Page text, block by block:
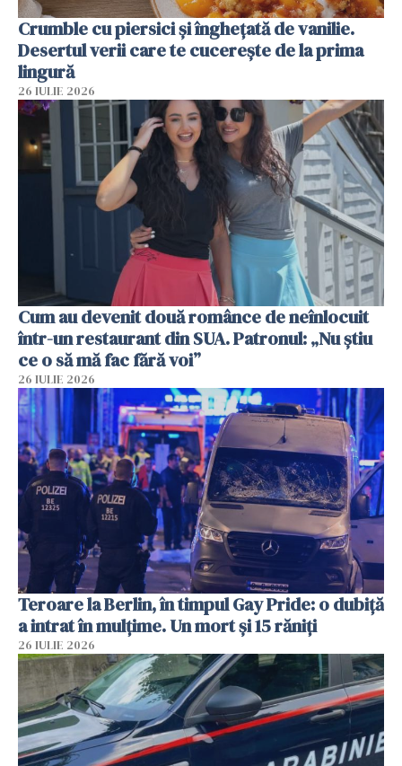
Crumble cu piersici și înghețată de vanilie.
Desertul verii care te cucerește de la prima
lingură
26 IULIE 2026
Cum au devenit două românce de neînlocuit
într-un restaurant din SUA. Patronul: „Nu știu
ce o să mă fac fără voi”
26 IULIE 2026
Teroare la Berlin, în timpul Gay Pride: o dubiță
a intrat în mulțime. Un mort și 15 răniți
26 IULIE 2026